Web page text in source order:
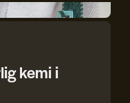
kemi i